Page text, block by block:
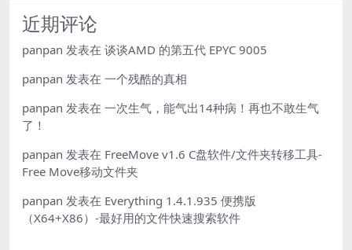
近期评论
panpan 发表在 谈谈AMD 的第五代 EPYC 9005
panpan 发表在 一个残酷的真相
panpan 发表在 一次生气，能气出14种病！再也不敢生气
了！
panpan 发表在 FreeMove v1.6 C盘软件/文件夹转移工具-
Free Move移动文件夹
panpan 发表在 Everything 1.4.1.935 便携版
（X64+X86）-最好用的文件快速搜索软件